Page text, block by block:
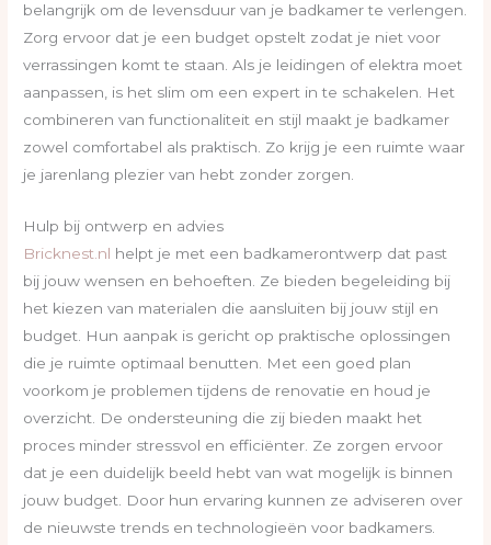
belangrijk om de levensduur van je badkamer te verlengen.
Zorg ervoor dat je een budget opstelt zodat je niet voor
verrassingen komt te staan. Als je leidingen of elektra moet
aanpassen, is het slim om een expert in te schakelen. Het
combineren van functionaliteit en stijl maakt je badkamer
zowel comfortabel als praktisch. Zo krijg je een ruimte waar
je jarenlang plezier van hebt zonder zorgen.
Hulp bij ontwerp en advies
Bricknest.nl helpt je met een badkamerontwerp dat past
bij jouw wensen en behoeften. Ze bieden begeleiding bij
het kiezen van materialen die aansluiten bij jouw stijl en
budget. Hun aanpak is gericht op praktische oplossingen
die je ruimte optimaal benutten. Met een goed plan
voorkom je problemen tijdens de renovatie en houd je
overzicht. De ondersteuning die zij bieden maakt het
proces minder stressvol en efficiënter. Ze zorgen ervoor
dat je een duidelijk beeld hebt van wat mogelijk is binnen
jouw budget. Door hun ervaring kunnen ze adviseren over
de nieuwste trends en technologieën voor badkamers.